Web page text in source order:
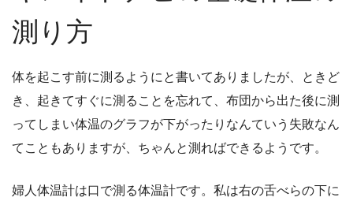
測り方
体を起こす前に測るようにと書いてありましたが、ときど
き、起きてすぐに測ることを忘れて、布団から出た後に測
ってしまい体温のグラフが下がったりなんていう失敗なん
てこともありますが、ちゃんと測ればできるようです。
婦人体温計は口で測る体温計です。私は右の舌べらの下に